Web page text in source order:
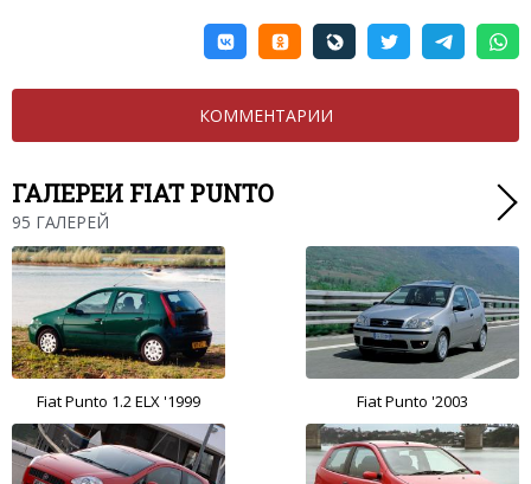
КОММЕНТАРИИ
ГАЛЕРЕИ FIAT PUNTO
95 ГАЛЕРЕЙ
Fiat Punto 1.2 ELX '1999 Fiat Punto '2003